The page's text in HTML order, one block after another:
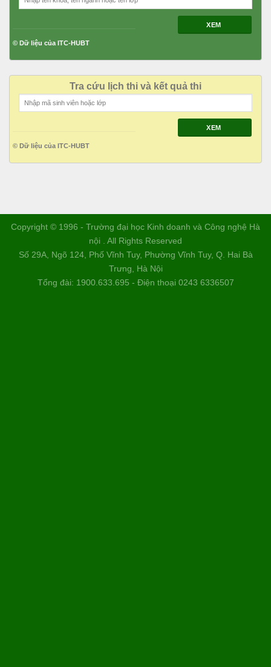
XEM
© Dữ liệu của ITC-HUBT
Tra cứu lịch thi và kết quả thi
XEM
© Dữ liệu của ITC-HUBT
Copyright © 1996 - Trường đại học Kinh doanh và Công nghệ Hà
nội . All Rights Reserved
Số 29A, Ngõ 124, Phố Vĩnh Tuy, Phường Vĩnh Tuy, Q. Hai Bà
Trưng, Hà Nội
Tổng đài: 1900.633.695 - Điện thoại 0243 6336507